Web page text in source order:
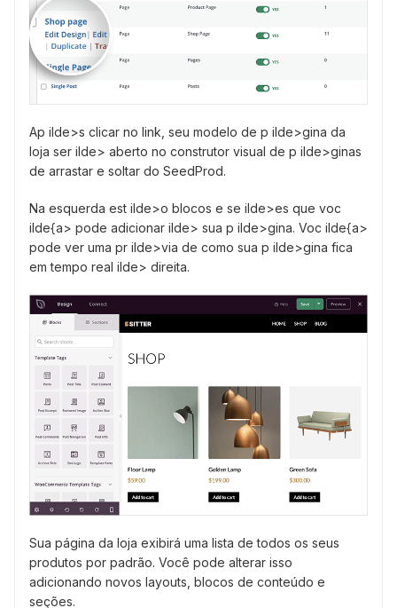
Ap ilde>s clicar no link, seu modelo de p ilde>gina da
loja ser ilde> aberto no construtor visual de p ilde>ginas
de arrastar e soltar do SeedProd.
Na esquerda est ilde>o blocos e se ilde>es que voc
ilde{a> pode adicionar ilde> sua p ilde>gina. Voc ilde{a>
pode ver uma pr ilde>via de como sua p ilde>gina fica
em tempo real ilde> direita.
Sua página da loja exibirá uma lista de todos os seus
produtos por padrão. Você pode alterar isso
adicionando novos layouts, blocos de conteúdo e
seções.